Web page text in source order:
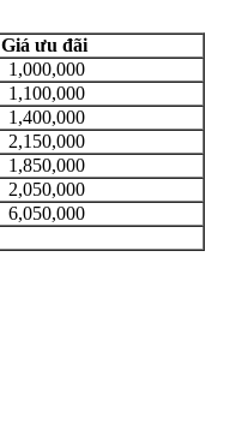
Giá ưu đãi
1,000,000
1,100,000
1,400,000
2,150,000
1,850,000
2,050,000
6,050,000